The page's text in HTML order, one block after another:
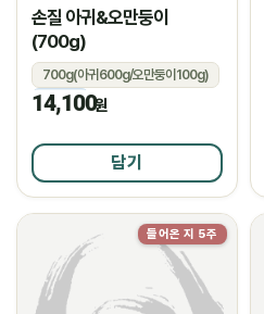
손질 아귀&오만둥이
(700g)
700g(아귀600g/오만둥이100g)
냉동
14,100원
담기
들어온 지 5주